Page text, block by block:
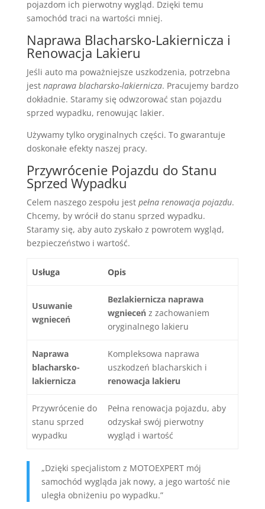
pojazdom ich pierwotny wygląd. Dzięki temu
samochód traci na wartości mniej.
Naprawa Blacharsko-Lakiernicza i
Renowacja Lakieru
Jeśli auto ma poważniejsze uszkodzenia, potrzebna
jest naprawa blacharsko-lakiernicza. Pracujemy bardzo
dokładnie. Staramy się odwzorować stan pojazdu
sprzed wypadku, renowując lakier.
Używamy tylko oryginalnych części. To gwarantuje
doskonałe efekty naszej pracy.
Przywrócenie Pojazdu do Stanu
Sprzed Wypadku
Celem naszego zespołu jest pełna renowacja pojazdu.
Chcemy, by wrócił do stanu sprzed wypadku.
Staramy się, aby auto zyskało z powrotem wygląd,
bezpieczeństwo i wartość.
Usługa Opis
Usuwanie
wgnieceń
Bezlakiernicza naprawa
wgnieceń z zachowaniem
oryginalnego lakieru
Naprawa
blacharsko-
lakiernicza
Kompleksowa naprawa
uszkodzeń blacharskich i
renowacja lakieru
Przywrócenie do
stanu sprzed
wypadku
Pełna renowacja pojazdu, aby
odzyskał swój pierwotny
wygląd i wartość
„Dzięki specjalistom z MOTOEXPERT mój
samochód wygląda jak nowy, a jego wartość nie
uległa obniżeniu po wypadku.”